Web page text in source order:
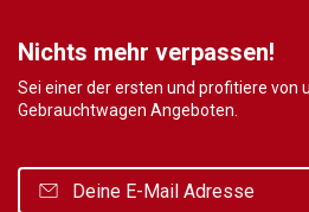
Nichts mehr verpassen!
Sei einer der ersten und profitiere von
Gebrauchtwagen Angeboten.